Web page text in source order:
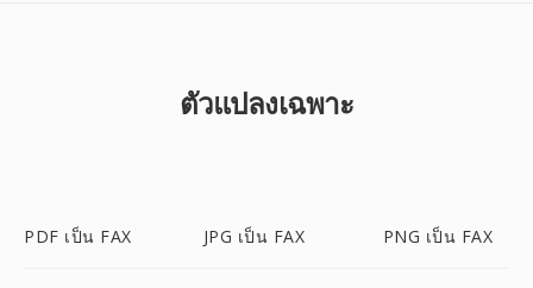
ตัวแปลงเฉพาะ
PDF เป็น FAX JPG เป็น FAX PNG เป็น FAX